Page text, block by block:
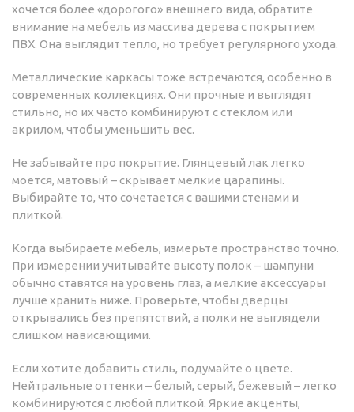
хочется более «дорогого» внешнего вида, обратите
внимание на мебель из массива дерева с покрытием
ПВХ. Она выглядит тепло, но требует регулярного ухода.
Металлические каркасы тоже встречаются, особенно в
современных коллекциях. Они прочные и выглядят
стильно, но их часто комбинируют с стеклом или
акрилом, чтобы уменьшить вес.
Не забывайте про покрытие. Глянцевый лак легко
моется, матовый – скрывает мелкие царапины.
Выбирайте то, что сочетается с вашими стенами и
плиткой.
Когда выбираете мебель, измерьте пространство точно.
При измерении учитывайте высоту полок – шампуни
обычно ставятся на уровень глаз, а мелкие аксессуары
лучше хранить ниже. Проверьте, чтобы дверцы
открывались без препятствий, а полки не выглядели
слишком нависающими.
Если хотите добавить стиль, подумайте о цвете.
Нейтральные оттенки – белый, серый, бежевый – легко
комбинируются с любой плиткой. Яркие акценты,